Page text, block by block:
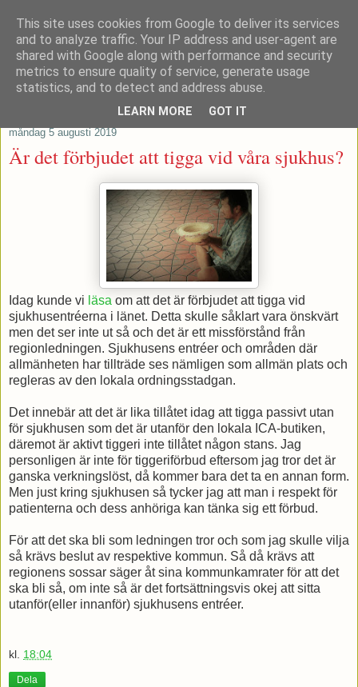
Patrik Stenvard
Tankar från ett moderat regionråd
måndag 5 augusti 2019
Är det förbjudet att tigga vid våra sjukhus?
Idag kunde vi läsa om att det är förbjudet att tigga vid
sjukhusentréerna i länet. Detta skulle såklart vara önskvärt
men det ser inte ut så och det är ett missförstånd från
regionledningen. Sjukhusens entréer och områden där
allmänheten har tillträde ses nämligen som allmän plats och
regleras av den lokala ordningsstadgan.
Det innebär att det är lika tillåtet idag att tigga passivt utan
för sjukhusen som det är utanför den lokala ICA-butiken,
däremot är aktivt tiggeri inte tillåtet någon stans. Jag
personligen är inte för tiggeriförbud eftersom jag tror det är
ganska verkningslöst, då kommer bara det ta en annan form.
Men just kring sjukhusen så tycker jag att man i respekt för
patienterna och dess anhöriga kan tänka sig ett förbud.
För att det ska bli som ledningen tror och som jag skulle vilja
så krävs beslut av respektive kommun. Så då krävs att
regionens sossar säger åt sina kommunkamrater för att det
ska bli så, om inte så är det fortsättningsvis okej att sitta
utanför(eller innanför) sjukhusens entréer.
kl. 18:04
Dela
This site uses cookies from Google to deliver its services
and to analyze traffic. Your IP address and user-agent are
shared with Google along with performance and security
metrics to ensure quality of service, generate usage
statistics, and to detect and address abuse.
LEARN MORE GOT IT